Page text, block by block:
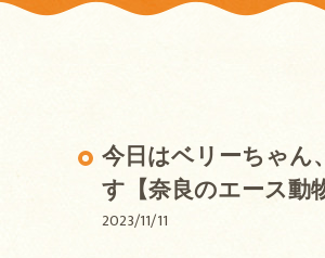
今日はベリーちゃ
す【奈良のエース動
2023/11/11